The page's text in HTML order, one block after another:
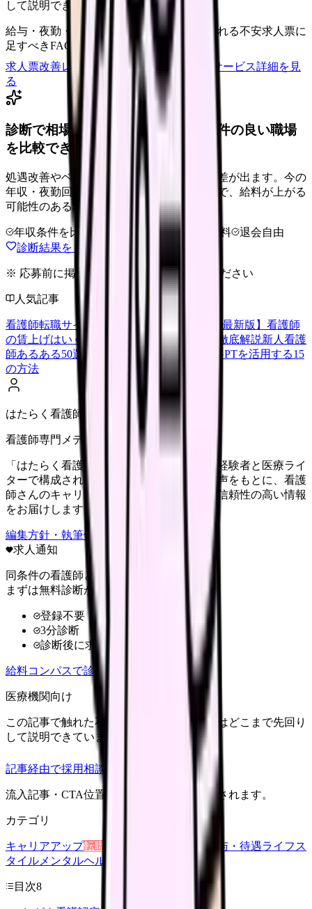
して説明できていますか？
給与・夜勤・休日の見せ方 応募前に離脱される不安求人票に
足すべきFAQ
求人票改善レビューの見積もりを依頼
サービス詳細を見
る
診断で相場より低いと感じたら、条件の良い職場
を比較できます。
処遇改善やベースアップは職場ごとに反映差が出ます。今の
年収・夜勤回数・希望条件を整理したうえで、給料が上がる
可能性のある求人を相談できます。
年収条件を比較 夜勤なしも相談 完全無料
退会自由
診断結果をもとに職場を相談する
※ 応募前に掲載元の最新情報を確認してください
人気記事
看護師転職サイトランキングTOP5【2026年最新版】 看護師
の賃上げはいくら？2026年度の最新情報を徹底解説新人看護
師あるある50選【共感必至】
看護師がChatGPTを活用する15
の方法
はたらく看護師さん編集部
看護師専門メディア
「はたらく看護師さん」編集部は、看護師経験者と医療ライ
ターで構成されています。現場のリアルな声をもとに、看護
師さんのキャリア・転職・働き方に関する信頼性の高い情報
をお届けします。
編集方針・執筆体制・監修体制を見る
求人通知
同条件の看護師と給料を比較
まずは無料診断から
登録不要
3分診断
診断後に求人比較
給料コンパスで診断
医療機関向け
この記事で触れた不安を、自院の求人票ではどこまで先回り
して説明できていますか？
記事経由で採用相談
流入記事・CTA位置つきで管理画面に記録されます。
カテゴリ
キャリアアップ転職ガイド 職場環境給与・待遇ライフス
タイル メンタルヘルス
目次8